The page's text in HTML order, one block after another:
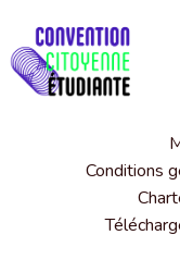
Conditions